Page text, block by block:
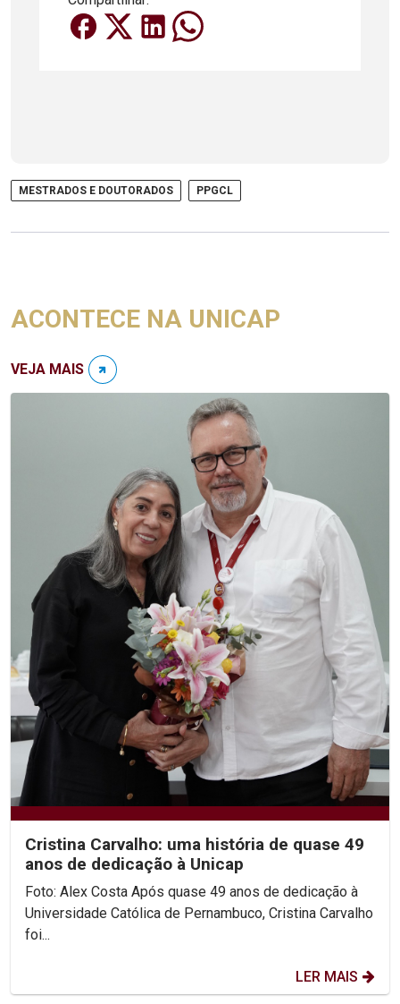
MESTRADOS E DOUTORADOS PPGCL
ACONTECE NA UNICAP
VEJA MAIS
Cristina Carvalho: uma história de quase 49
anos de dedicação à Unicap
Foto: Alex Costa Após quase 49 anos de dedicação à
Universidade Católica de Pernambuco, Cristina Carvalho
foi...
LER MAIS